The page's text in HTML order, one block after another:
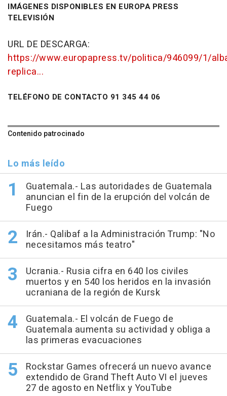
IMÁGENES DISPONIBLES EN EUROPA PRESS
TELEVISIÓN
URL DE DESCARGA:
https://www.europapress.tv/politica/946099/1/
replica...
TELÉFONO DE CONTACTO 91 345 44 06
Contenido patrocinado
Lo más leído
Guatemala.- Las autoridades de Guatemala
anuncian el fin de la erupción del volcán de
Fuego
Irán.- Qalibaf a la Administración Trump: "No
necesitamos más teatro"
Ucrania.- Rusia cifra en 640 los civiles
muertos y en 540 los heridos en la invasión
ucraniana de la región de Kursk
Guatemala.- El volcán de Fuego de
Guatemala aumenta su actividad y obliga a
las primeras evacuaciones
Rockstar Games ofrecerá un nuevo avance
extendido de Grand Theft Auto VI el jueves
27 de agosto en Netflix y YouTube